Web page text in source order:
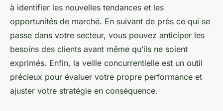
à identifier les nouvelles tendances et les
opportunités de marché. En suivant de près ce qui se
passe dans votre secteur, vous pouvez anticiper les
besoins des clients avant même qu’ils ne soient
exprimés. Enfin, la veille concurrentielle est un outil
précieux pour évaluer votre propre performance et
ajuster votre stratégie en conséquence.